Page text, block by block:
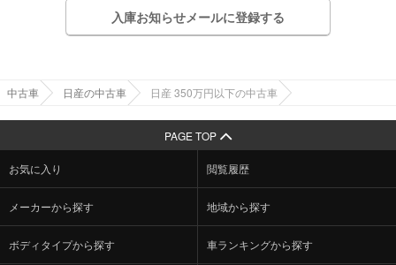
入庫お知らせメールに登録する
中古車 日産の中古車 日産 350万円以下の中古車
PAGE TOP
お気に入り 閲覧履歴
メーカーから探す 地域から探す
ボディタイプから探す 車ランキングから探す